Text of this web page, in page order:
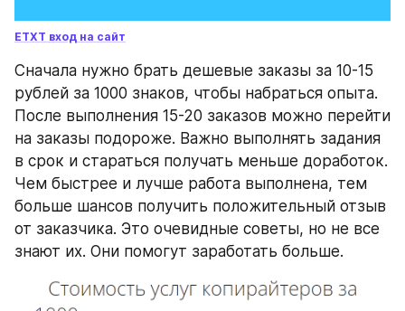
ETXT вход на сайт
Сначала нужно брать дешевые заказы за 10-15
рублей за 1000 знаков, чтобы набраться опыта.
После выполнения 15-20 заказов можно перейти
на заказы подороже. Важно выполнять задания
в срок и стараться получать меньше доработок.
Чем быстрее и лучше работа выполнена, тем
больше шансов получить положительный отзыв
от заказчика. Это очевидные советы, но не все
знают их. Они помогут заработать больше.